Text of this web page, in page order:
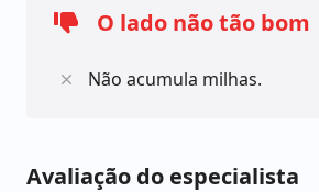
O lado não tão bom
Não acumula milhas.
Avaliação do especialista